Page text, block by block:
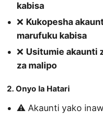
kabisa
❌ Kukopesha
marufuku kabisa
❌ Usitumie akaunti
za malipo
2. Onyo la Hatari
⚠️ Akaunti yako